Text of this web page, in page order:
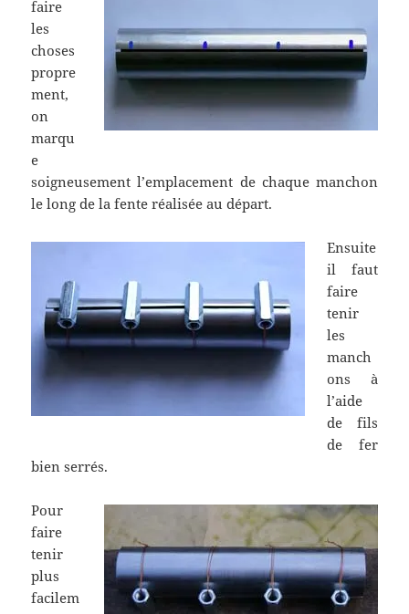
faire
les
choses
propre
ment,
on
marqu
e
soigneusement l’emplacement de chaque manchon
le long de la fente réalisée au départ.
Ensuite
il faut
faire
tenir
les
manch
ons à
l’aide
de fils
de fer
bien serrés.
Pour
faire
tenir
plus
facilem